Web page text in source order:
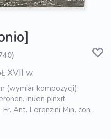
XVII w.
(wymiar kompozycji);
inuen pinxit,
Ant. Lorenzini Min. con.